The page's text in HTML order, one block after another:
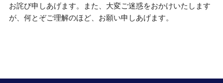
お詫び申しあげます。また、大変ご迷惑をおかけいたします
が、何とぞご理解のほど、お願い申しあげます。